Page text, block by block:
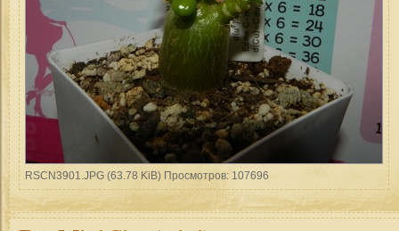
RSCN3901.JPG (63.78 KiB) Просмотров: 107696